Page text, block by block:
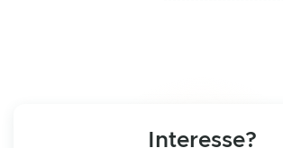
Interesse?